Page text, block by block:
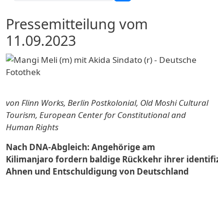
Pressemitteilung vom
11.09.2023
von Flinn Works, Berlin Postkolonial, Old Moshi Cultural
Tourism, European Center for Constitutional and
Human Rights
Nach DNA-Abgleich: Angehörige am
Kilimanjaro fordern baldige Rückkehr ihrer
Ahnen und Entschuldigung von Deutschland